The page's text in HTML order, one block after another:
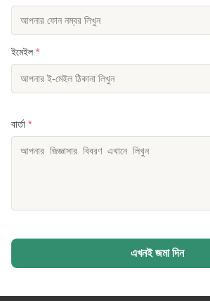
ইমেইল *
বার্তা *
এখনই জমা দিন